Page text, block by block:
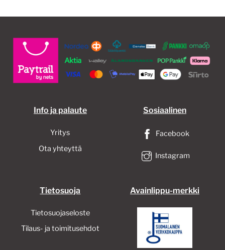
Info ja palaute
Yritys
Ota yhteyttä
Sosiaalinen
Facebook
Instagram
Tietosuoja
Tietosuojaseloste
Tilaus- ja toimitusehdot
Avainlippu-merkki